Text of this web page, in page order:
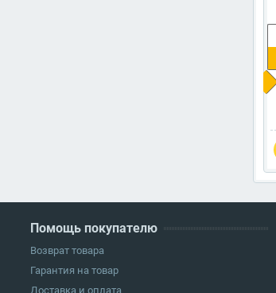
Помощь покупателю
Возврат товара
Гарантия на товар
Доставка и оплата